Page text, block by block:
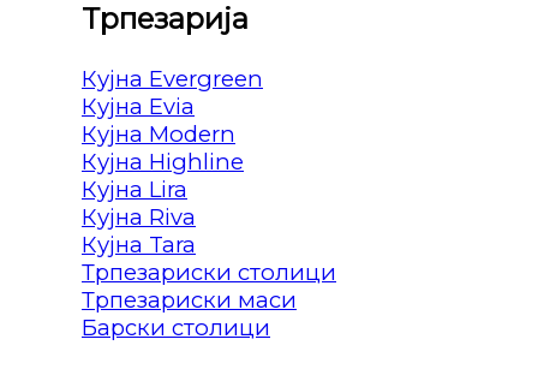
Трпезарија
Кујна Evergreen
Кујна Evia
Кујна Modern
Кујна Highline
Кујна Lira
Кујна Riva
Кујна Tara
Трпезариски столици
Трпезариски маси
Барски столици